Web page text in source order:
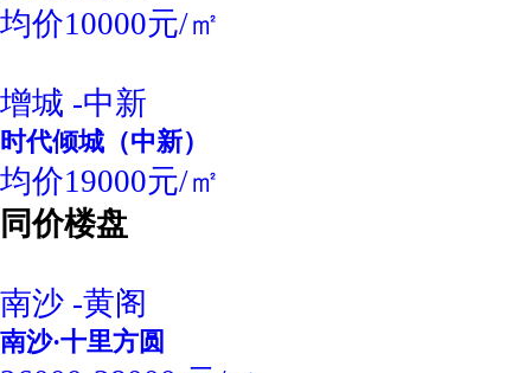
均价10000元/㎡
增城 -中新
时代倾城（中新）
均价19000元/㎡
同价楼盘
南沙 -黄阁
南沙·十里方圆